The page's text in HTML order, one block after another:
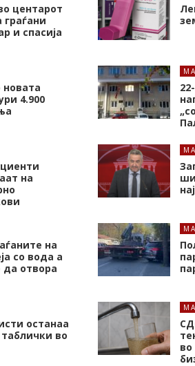
центарот
граѓани
и спасија
4.900
на
на
со вода а
отвора
останаа
во
во